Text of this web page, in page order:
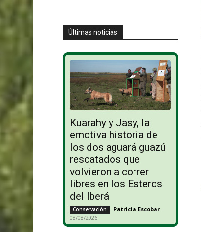
Últimas noticias
Kuarahy y Jasy, la
emotiva historia de
los dos aguará guazú
rescatados que
volvieron a correr
libres en los Esteros
del Iberá
Conservación Patricia Escobar -
08/08/2026